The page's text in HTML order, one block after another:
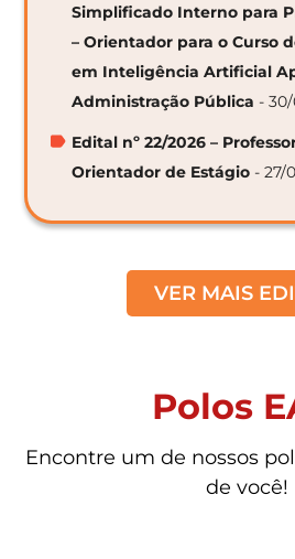
Simplificado Interno para
– Orientador para o Curso
em Inteligência Artificial
Administração Pública -
Edital nº 22/2026 –
Orientador de Estágio - 27/
VER MAIS
Polos
Encontre um de nossos
de você!